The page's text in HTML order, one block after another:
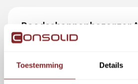
Toestemming Details
Boodschappenbezorger
| Eindhoven
Eindhoven
€ 18,83 p/u